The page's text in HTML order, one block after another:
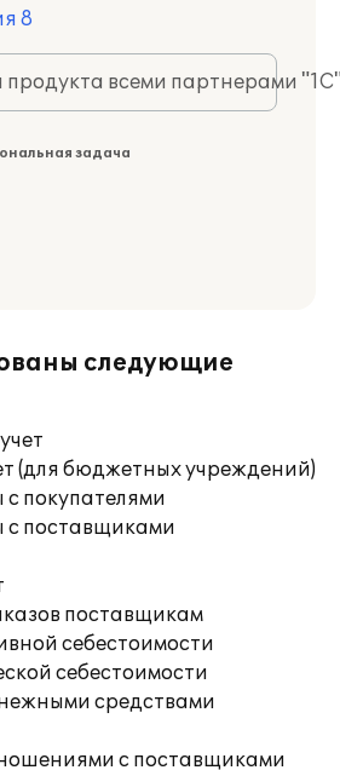
8
продукта всеми партнерами
задача
следующие
(для бюджетных учреждений)
покупателями
с поставщиками
поставщикам
себестоимости
себестоимости
средствами
с поставщиками